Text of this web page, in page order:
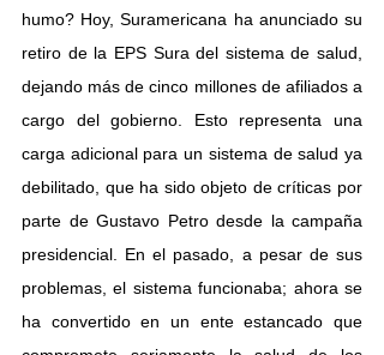
humo? Hoy, Suramericana ha anunciado su
retiro de la EPS Sura del sistema de salud,
dejando más de cinco millones de afiliados a
cargo del gobierno. Esto representa una
carga adicional para un sistema de salud ya
debilitado, que ha sido objeto de críticas por
parte de Gustavo Petro desde la campaña
presidencial. En el pasado, a pesar de sus
problemas, el sistema funcionaba; ahora se
ha convertido en un ente estancado que